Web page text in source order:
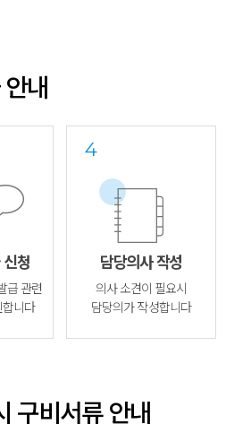
내
신청
급 관련
니다
담당의사 작성
의사 소견이 필요시
담당의가 작성합니다
구비서류 안내